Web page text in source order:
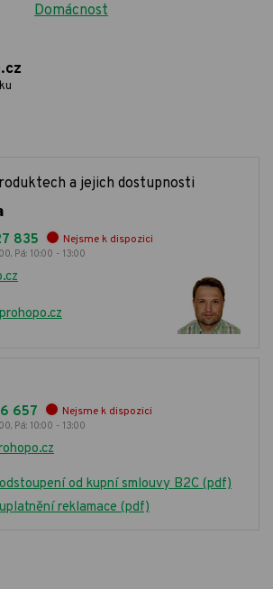
Domácnost
a jejich dostupnosti
835 Nejsme k dispozici
Pá: 10:00 - 13:00
657 Nejsme k dispozici
Pá: 10:00 - 13:00
od kupní smlouvy B2C (pdf)
reklamace (pdf)